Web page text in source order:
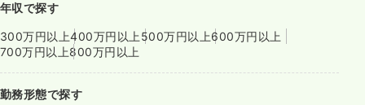
年収で探す
300万円以上400万円以上 500万円以上600万円以上
700万円以上800万円以上
勤務形態で探す